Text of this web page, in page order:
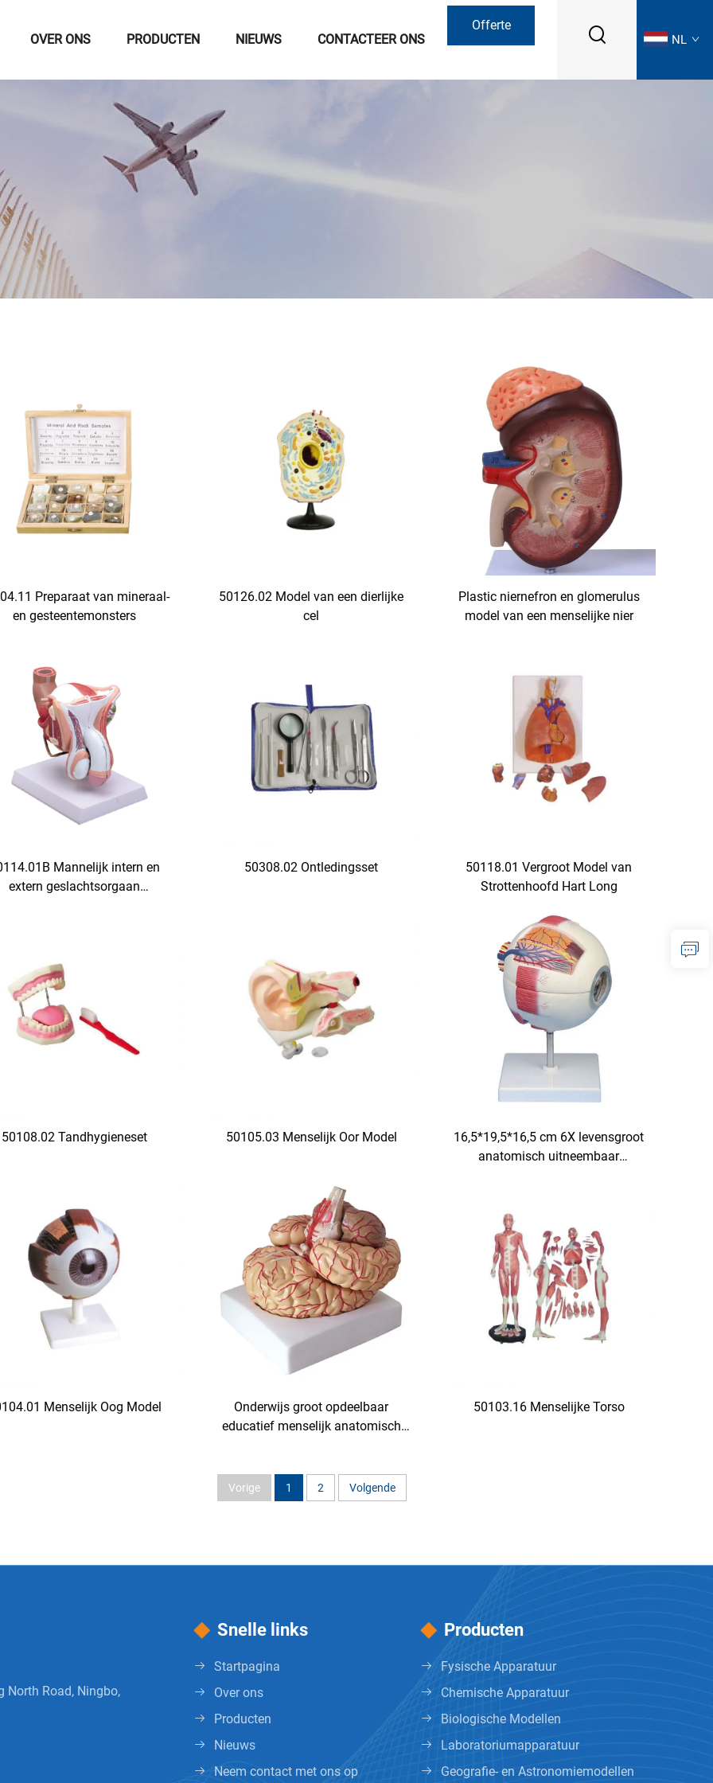
OVER ONS PRODUCTEN NIEUWS CONTACTEER ONS
Offerte
NL
Preparaat van mineraal-
en gesteentemonsters
50126.02 Model van een dierlijke
cel
Plastic niernefron en glomerulus
model van een menselijke nier
Mannelijk intern en
extern geslachtsorgaan
50308.02 Ontledingsset
50118.01 Vergroot Model van
Strottenhoofd Hart Long
50108.02 Tandhygieneset 50105.03 Menselijk Oor Model
16,5*19,5*16,5 cm 6X levensgroot
anatomisch uitneembaar
Menselijk Oog Model
Onderwijs groot opdeelbaar
educatief menselijk anatomisch
50103.16 Menselijke Torso
Vorige 1 2 Volgende
North Road, Ningbo,
Snelle links
Startpagina
Over ons
Producten
Nieuws
Neem contact met ons op
Producten
Fysische Apparatuur
Chemische Apparatuur
Biologische Modellen
Laboratoriumapparatuur
Geografie- en Astronomiemodellen